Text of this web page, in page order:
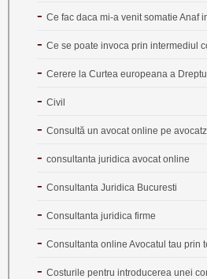
Ce fac daca mi-a venit somatie Anaf
Ce se poate invoca prin intermediul
Cerere la Curtea europeana a
Civil
Consultă un avocat online pe
consultanta juridica avocat online
Consultanta Juridica Bucuresti
Consultanta juridica firme
Consultanta online Avocatul tau prin
Costurile pentru introducerea unei